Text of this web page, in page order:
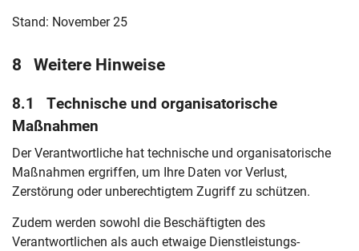
Stand: November 25
8 Weitere Hinweise
8.1 Technische und organisatorische
Maßnahmen
Der Verantwortliche hat technische und organisatorische
Maßnahmen ergriffen, um Ihre Daten vor Verlust,
Zerstörung oder unberechtigtem Zugriff zu schützen.
Zudem werden sowohl die Beschäftigten des
Verantwortlichen als auch etwaige Dienstleistungs-